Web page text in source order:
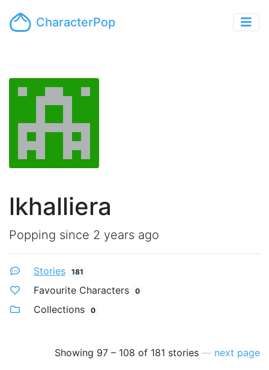
CharacterPop
lkhalliera
Popping since 2 years ago
Stories 181
Favourite Characters 0
Collections 0
Showing 97 – 108 of 181 stories — next page